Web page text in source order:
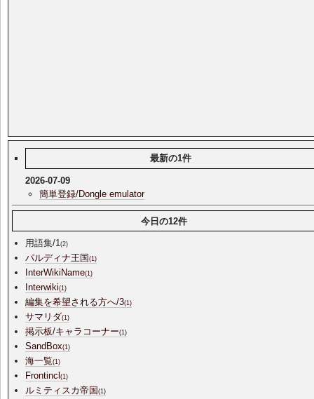
最新の1件
2026-07-09
簡単登録/Dongle emulator
今日の12件
用語集/1(2)
パルディナ王国(1)
InterWikiName(1)
Interwiki(1)
編集を希望される方へ/3(1)
サマリダ(1)
掲示板/キャラコーナー(1)
SandBox(1)
海一覧(1)
Frontincl(1)
ルミティスカ帝国(1)